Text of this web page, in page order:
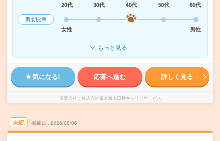
20代
30代 40代 50代
60代
男女比率
女性
男性
もっと見る
気になる! 応募へ進む 詳しく見る
派遣会社 株式会社東京海上日動キャリアサービス
未読 掲載日 2026/08/06